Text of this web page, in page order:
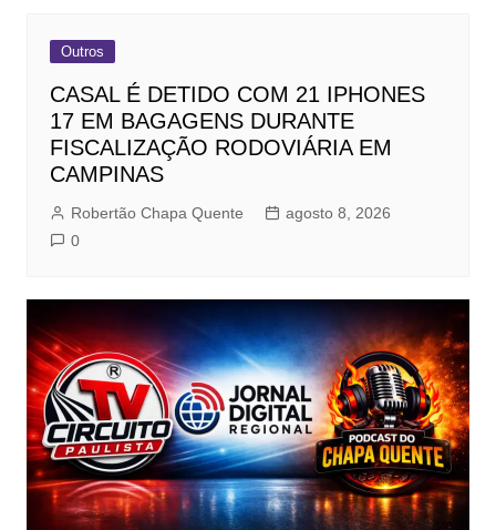
Outros
CASAL É DETIDO COM 21 IPHONES
17 EM BAGAGENS DURANTE
FISCALIZAÇÃO RODOVIÁRIA EM
CAMPINAS
Robertão Chapa Quente
agosto 8, 2026
0